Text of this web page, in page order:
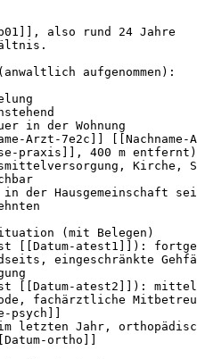
also rund 24 Jahre
aufgenommen):
in der Wohnung
Arzt-7e2c]] [[Nachname-
praxis]], 400 m
Kirche,
der Hausgemeinschaft
(mit Belegen)
[[Datum-atest1]]):
eingeschränkte
[[Datum-atest2]]):
fachärztliche
psych]]
letzten Jahr,
ortho]]